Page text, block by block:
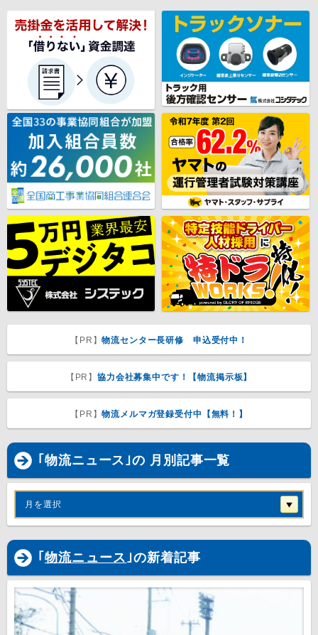
【PR】物流センター長研修 申込受付中！
【PR】協力会社募集中です！【物流掲示板】
【PR】物流メルマガ登録受付中【無料！】
｢物流ニュース｣の 月別記事一覧
月を選択
｢ 物流ニュース｣の新着記事